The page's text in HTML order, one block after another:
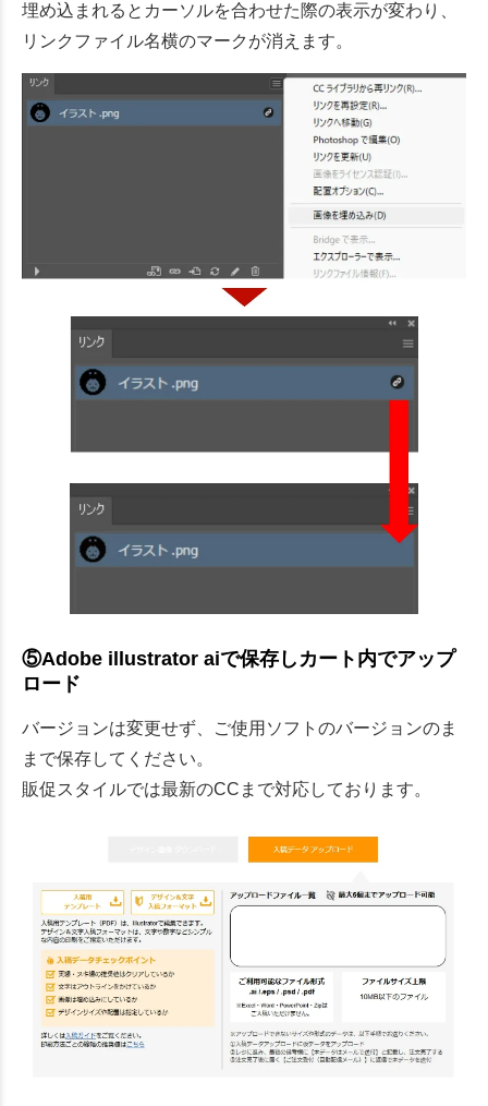
埋め込まれるとカーソルを合わせた際の表示が変わり、
リンクファイル名横のマークが消えます。
⑤Adobe illustrator aiで保存しカート内でアップ
ロード
バージョンは変更せず、ご使用ソフトのバージョンのま
まで保存してください。
販促スタイルでは最新のCCまで対応しております。